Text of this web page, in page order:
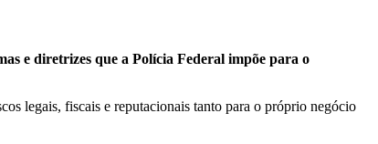
e diretrizes que a Polícia Federal impõe para o
legais, fiscais e reputacionais tanto para o próprio negócio